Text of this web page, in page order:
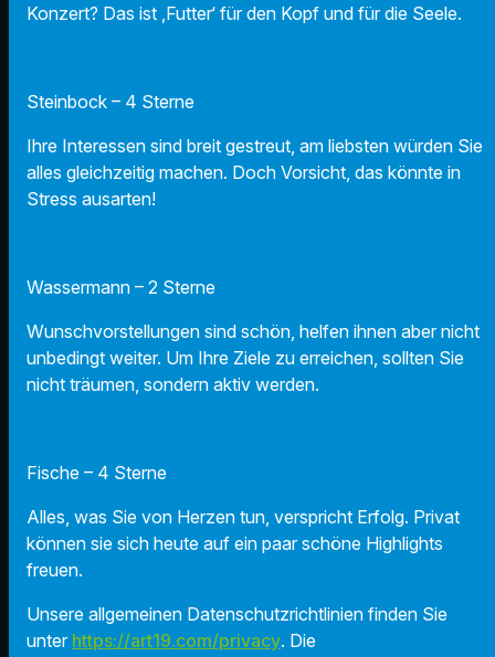
Konzert? Das ist ‚Futter‘ für den Kopf und für die Seele.
Steinbock – 4 Sterne
Ihre Interessen sind breit gestreut, am liebsten würden Sie
alles gleichzeitig machen. Doch Vorsicht, das könnte in
Stress ausarten!
Wassermann – 2 Sterne
Wunschvorstellungen sind schön, helfen ihnen aber nicht
unbedingt weiter. Um Ihre Ziele zu erreichen, sollten Sie
nicht träumen, sondern aktiv werden.
Fische – 4 Sterne
Alles, was Sie von Herzen tun, verspricht Erfolg. Privat
können sie sich heute auf ein paar schöne Highlights
freuen.
Unsere allgemeinen Datenschutzrichtlinien finden Sie
unter https://art19.com/privacy. Die